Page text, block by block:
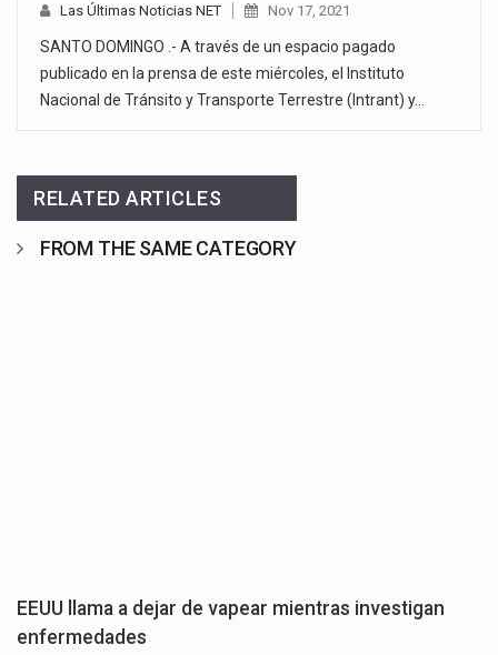
Las Últimas Noticias NET Nov 17, 2021
SANTO DOMINGO .- A través de un espacio pagado
publicado en la prensa de este miércoles, el Instituto
Nacional de Tránsito y Transporte Terrestre (Intrant) y…
RELATED ARTICLES
FROM THE SAME CATEGORY
EEUU llama a dejar de vapear mientras investigan
enfermedades